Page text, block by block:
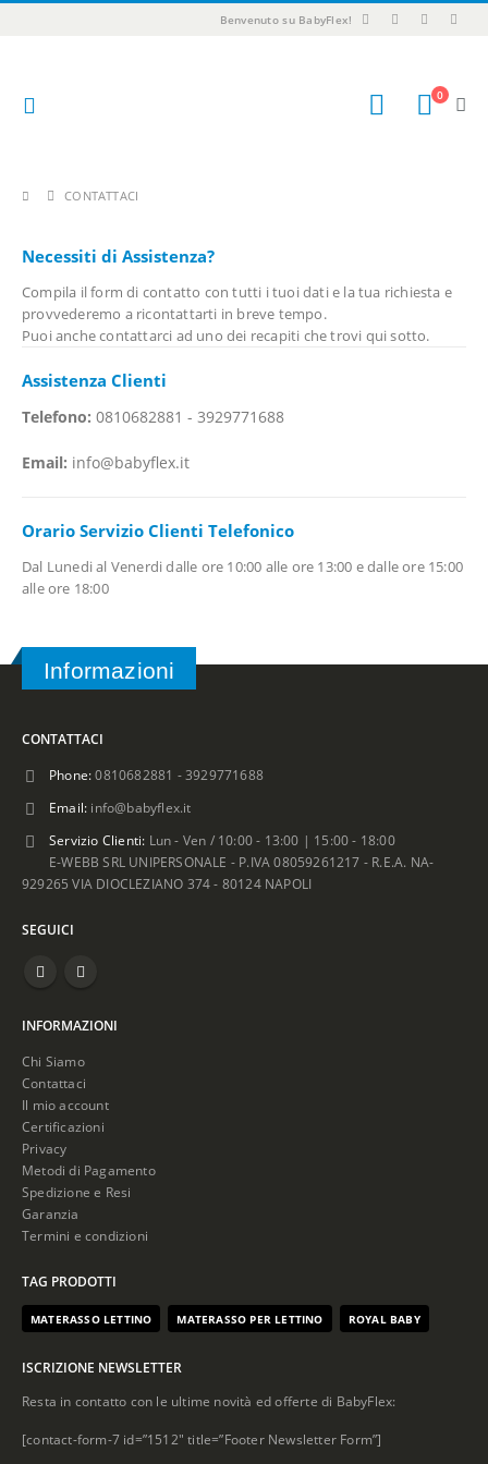
Benvenuto su BabyFlex!
0
CONTATTACI
Necessiti di Assistenza?
Compila il form di contatto con tutti i tuoi dati e la tua richiesta e
provvederemo a ricontattarti in breve tempo.
Puoi anche contattarci ad uno dei recapiti che trovi qui sotto.
Assistenza Clienti
Telefono: 0810682881 - 3929771688
Email: info@babyflex.it
Orario Servizio Clienti Telefonico
Dal Lunedi al Venerdi dalle ore 10:00 alle ore 13:00 e dalle ore 15:00
alle ore 18:00
Informazioni
CONTATTACI
Phone: 0810682881 - 3929771688
Email: info@babyflex.it
Servizio Clienti: Lun - Ven / 10:00 - 13:00 | 15:00 - 18:00
E-WEBB SRL UNIPERSONALE - P.IVA 08059261217 - R.E.A. NA-
929265 VIA DIOCLEZIANO 374 - 80124 NAPOLI
SEGUICI
INFORMAZIONI
Chi Siamo
Contattaci
Il mio account
Certificazioni
Privacy
Metodi di Pagamento
Spedizione e Resi
Garanzia
Termini e condizioni
TAG PRODOTTI
MATERASSO LETTINO MATERASSO PER LETTINO ROYAL BABY
ISCRIZIONE NEWSLETTER
Resta in contatto con le ultime novità ed offerte di BabyFlex:
[contact-form-7 id=”1512″ title=”Footer Newsletter Form”]